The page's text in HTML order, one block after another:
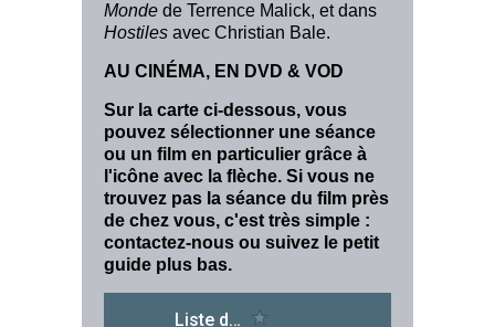
Monde de Terrence Malick, et dans
Hostiles avec Christian Bale.
AU CINÉMA, EN DVD & VOD
Sur la carte ci-dessous, vous
pouvez sélectionner une séance
ou un film en particulier grâce à
l'icône avec la flèche. Si vous ne
trouvez pas la séance du film près
de chez vous, c'est très simple :
contactez-nous ou suivez le petit
guide plus bas.